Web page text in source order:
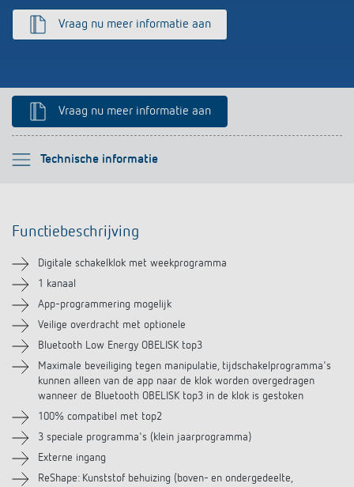
Impulsrelais: licht eenvoudig, efficiënt en
Vraag nu meer informatie aan
Vraag nu meer informatie aan
Technische informatie
Selecteer alstublieft
Technische informatie
Downloads
Accessoires
Soortgelijke producten
Functiebeschrijving
Digitale schakelklok met weekprogramma
1 kanaal
App-programmering mogelijk
Veilige overdracht met optionele
Bluetooth Low Energy OBELISK top3
Maximale beveiliging tegen manipulatie, tijdschakelprogramma's
kunnen alleen van de app naar de klok worden overgedragen
wanneer de Bluetooth OBELISK top3 in de klok is gestoken
100% compatibel met top2
3 speciale programma's (klein jaarprogramma)
Externe ingang
ReShape: Kunststof behuizing (boven- en ondergedeelte,